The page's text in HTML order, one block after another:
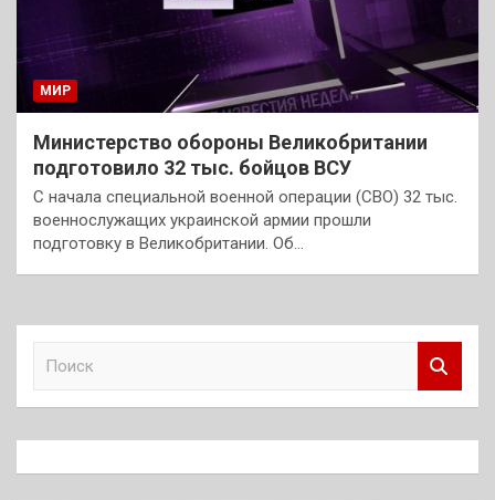
МИР
Министерство обороны Великобритании
подготовило 32 тыс. бойцов ВСУ
С начала специальной военной операции (СВО) 32 тыс.
военнослужащих украинской армии прошли
подготовку в Великобритании. Об…
к